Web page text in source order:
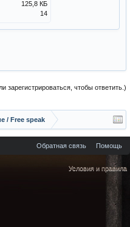
125,8 КБ
14
зарегистрироваться, чтобы ответить.)
/ Free speak
Обратная связь Помощь
Условия и правила